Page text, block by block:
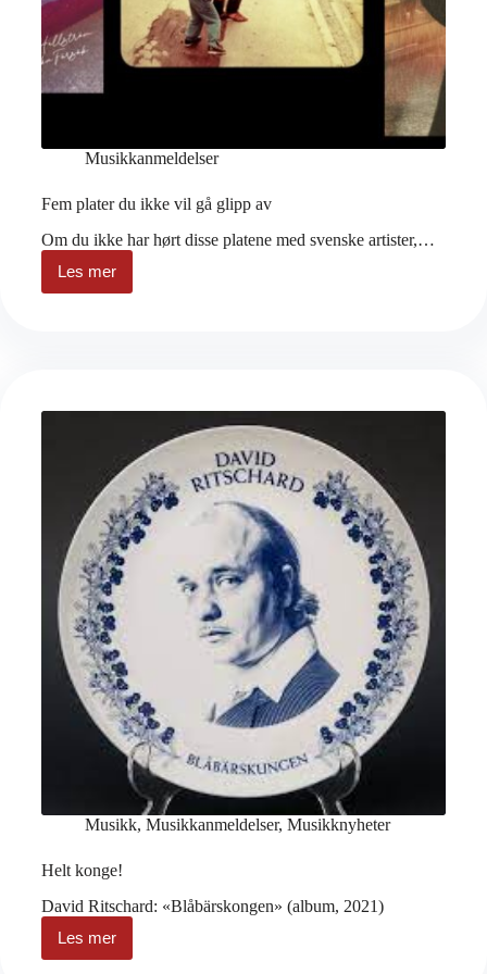
Musikkanmeldelser
Fem plater du ikke vil gå glipp av
Om du ikke har hørt disse platene med svenske artister,…
Les mer
Fem
plater
av
Musikk, Musikkanmeldelser, Musikknyheter
Helt konge!
David Ritschard: «Blåbärskongen» (album, 2021)
Les mer
Helt
konge!